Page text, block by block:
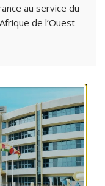
au service du
de l’Ouest